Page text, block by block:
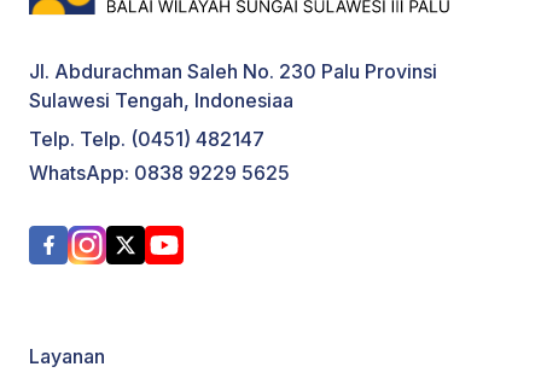
Jl. Abdurachman Saleh No. 230 Palu Provinsi
Sulawesi Tengah, Indonesiaa
Telp. Telp. (0451) 482147
WhatsApp: 0838 9229 5625
Layanan